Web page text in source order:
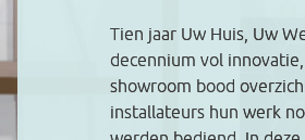
Tien jaar Uw Huis, Uw
decennium vol
showroom bood
installateurs hun werk